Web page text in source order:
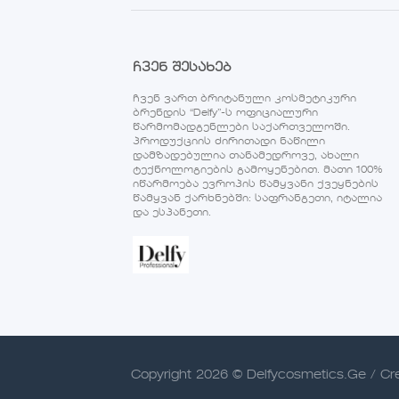
ჩვენ შესახებ
ჩვენ ვართ ბრიტანული კოსმეტიკური
ბრენდის “Delfy”-ს ოფიციალური
წარმომადგენლები საქართველოში.
პროდუქციის ძირითადი ნაწილი
დამზადებულია თანამედროვე, ახალი
ტექნოლოგიების გამოყენებით. მათი 100%
იწარმოება ევროპის წამყვანი ქვეყნების
წამყვან ქარხნებში: საფრანგეთი, იტალია
და ესპანეთი.
Copyright 2026 © Delfycosmetics.Ge /